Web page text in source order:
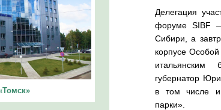
Делегация
форуме SIBF —
Сибири, а
корпусе
итальянским
губернатор
в том числе
парки».